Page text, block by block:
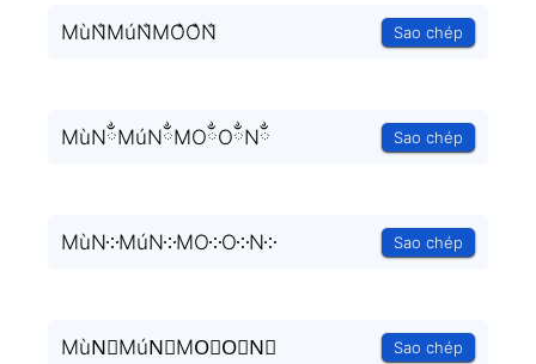
MùN̐MúN̐MO̐O̐N̐ Sao chép
MùNྂMúNྂMOྂOྂNྂ Sao chép
MùN༶MúN༶MO༶O༶N༶ Sao chép
MùN⃒MúN⃒MO⃒O⃒N⃒ Sao chép